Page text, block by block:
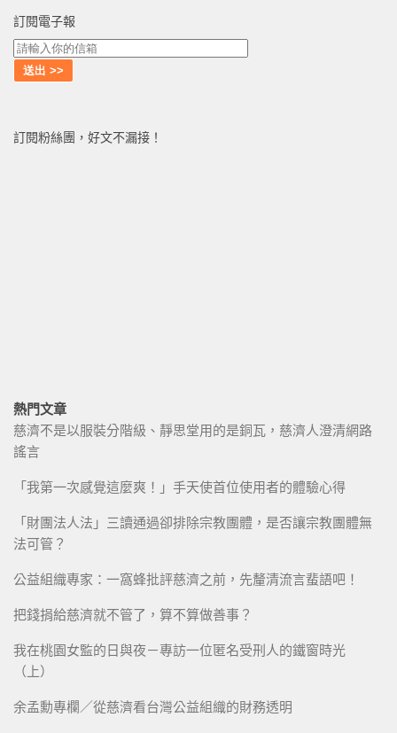
訂閱電子報
訂閱粉絲團，好文不漏接！
熱門文章
慈濟不是以服裝分階級、靜思堂用的是銅瓦，慈濟人澄清網路
謠言
「我第一次感覺這麼爽！」手天使首位使用者的體驗心得
「財團法人法」三讀通過卻排除宗教團體，是否讓宗教團體無
法可管？
公益組織專家：一窩蜂批評慈濟之前，先釐清流言蜚語吧！
把錢捐給慈濟就不管了，算不算做善事？
我在桃園女監的日與夜－專訪一位匿名受刑人的鐵窗時光
（上）
余孟勳專欄／從慈濟看台灣公益組織的財務透明